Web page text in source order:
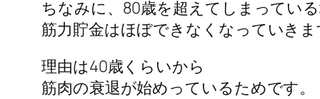
ちなみに、80歳を超えてしまってい
筋力貯金はほぼできなくなっていきま
理由は40歳くらいから
筋肉の衰退が始めっているためです。